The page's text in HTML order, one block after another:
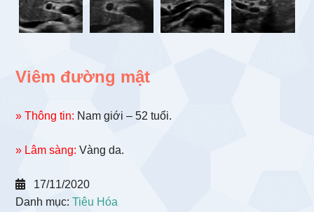
Viêm đường mật
» Thông tin: Nam giới – 52 tuổi.
» Lâm sàng: Vàng da.
17/11/2020
Danh mục:Tiêu Hóa